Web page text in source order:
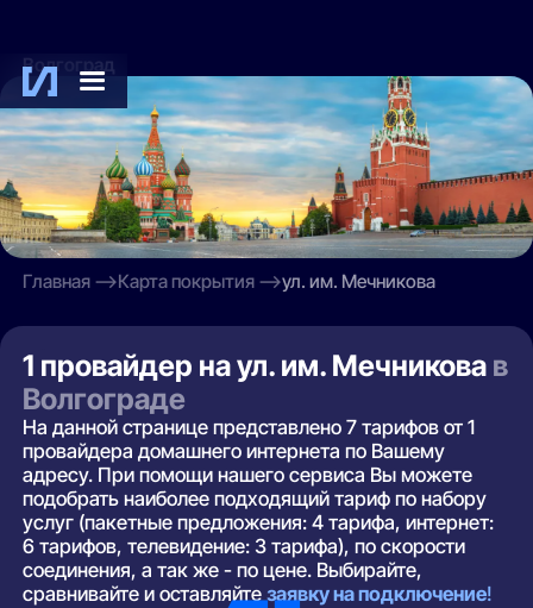
Волгоград
Главная Карта покрытия ул. им. Мечникова
1 провайдер на ул. им. Мечникова в
Волгограде
На данной странице представлено 7 тарифов от 1
провайдера домашнего интернета по Вашему
адресу. При помощи нашего сервиса Вы можете
подобрать наиболее подходящий тариф по набору
услуг (пакетные предложения: 4 тарифа, интернет:
6 тарифов, телевидение: 3 тарифа), по скорости
соединения, а так же - по цене. Выбирайте,
сравнивайте и оставляйтезаявку на подключение!